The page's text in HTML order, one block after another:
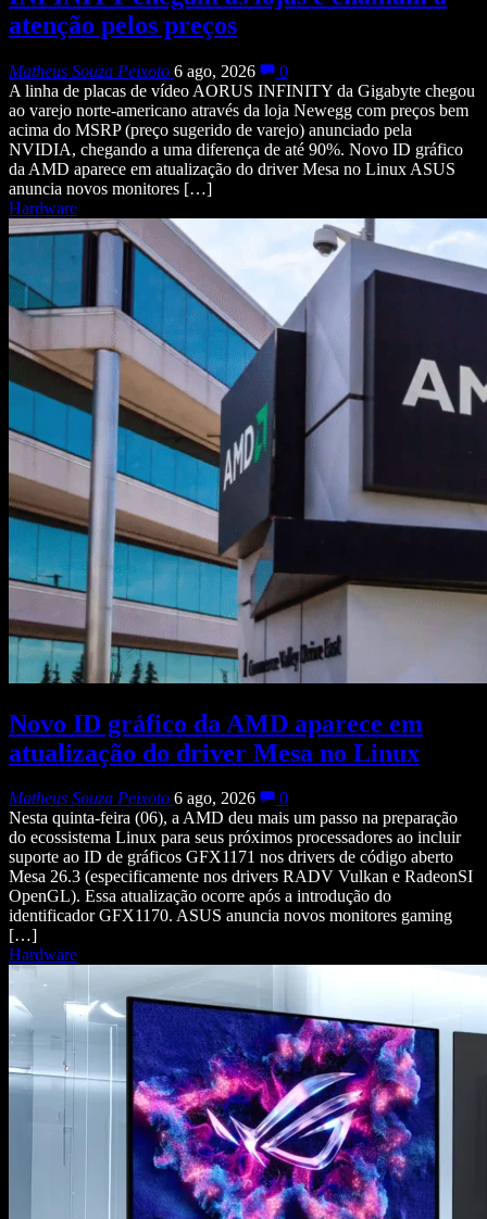
atenção pelos preços
Matheus Souza Peixoto 6 ago, 2026
0
A linha de placas de vídeo AORUS INFINITY da Gigabyte chegou
ao varejo norte-americano através da loja Newegg com preços bem
acima do MSRP (preço sugerido de varejo) anunciado pela
NVIDIA, chegando a uma diferença de até 90%. Novo ID gráfico
da AMD aparece em atualização do driver Mesa no Linux ASUS
anuncia novos monitores […]
Hardware
Novo ID gráfico da AMD aparece em
atualização do driver Mesa no Linux
Matheus Souza Peixoto 6 ago, 2026
0
Nesta quinta-feira (06), a AMD deu mais um passo na preparação
do ecossistema Linux para seus próximos processadores ao incluir
suporte ao ID de gráficos GFX1171 nos drivers de código aberto
Mesa 26.3 (especificamente nos drivers RADV Vulkan e RadeonSI
OpenGL). Essa atualização ocorre após a introdução do
identificador GFX1170. ASUS anuncia novos monitores gaming
[…]
Hardware